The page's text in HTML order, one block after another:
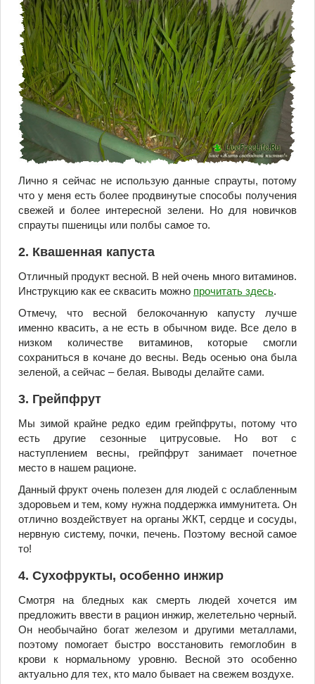
Лично я сейчас не использую данные спрауты, потому
что у меня есть более продвинутые способы получения
свежей и более интересной зелени. Но для новичков
спрауты пшеницы или полбы самое то.
2. Квашенная капуста
Отличный продукт весной. В ней очень много витаминов.
Инструкцию как ее сквасить можно прочитать здесь.
Отмечу, что весной белокочанную капусту лучше
именно квасить, а не есть в обычном виде. Все дело в
низком количестве витаминов, которые смогли
сохраниться в кочане до весны. Ведь осенью она была
зеленой, а сейчас – белая. Выводы делайте сами.
3. Грейпфрут
Мы зимой крайне редко едим грейпфруты, потому что
есть другие сезонные цитрусовые. Но вот с
наступлением весны, грейпфрут занимает почетное
место в нашем рационе.
Данный фрукт очень полезен для людей с ослабленным
здоровьем и тем, кому нужна поддержка иммунитета. Он
отлично воздействует на органы ЖКТ, сердце и сосуды,
нервную систему, почки, печень. Поэтому весной самое
то!
4. Сухофрукты, особенно инжир
Смотря на бледных как смерть людей хочется им
предложить ввести в рацион инжир, желетельно черный.
Он необычайно богат железом и другими металлами,
поэтому помогает быстро восстановить гемоглобин в
крови к нормальному уровню. Весной это особенно
актуально для тех, кто мало бывает на свежем воздухе.